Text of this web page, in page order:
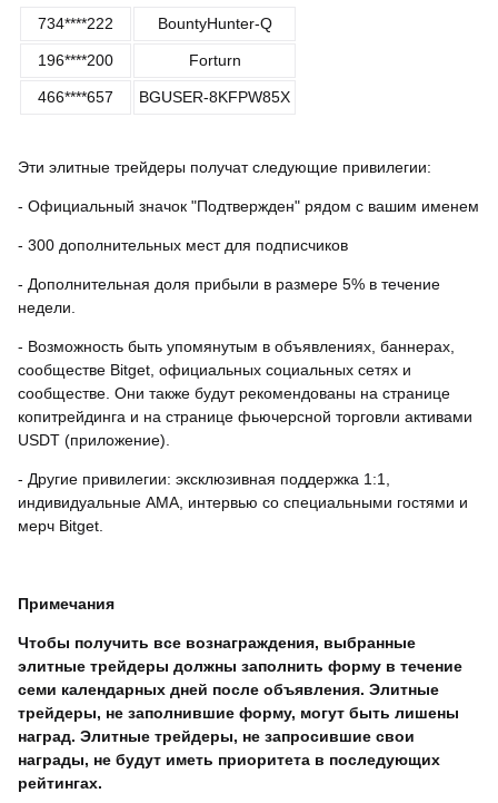
734****222 BountyHunter-Q
196****200 Forturn
466****657 BGUSER-8KFPW85X
Эти элитные трейдеры получат следующие привилегии:
- Официальный значок "Подтвержден" рядом с вашим именем
- 300 дополнительных мест для подписчиков
- Дополнительная доля прибыли в размере 5% в течение
недели.
- Возможность быть упомянутым в объявлениях, баннерах,
сообществе Bitget, официальных социальных сетях и
сообществе. Они также будут рекомендованы на странице
копитрейдинга и на странице фьючерсной торговли активами
USDT (приложение).
- Другие привилегии: эксклюзивная поддержка 1:1,
индивидуальные AMA, интервью со специальными гостями и
мерч Bitget.
Примечания
Чтобы получить все вознаграждения, выбранные
элитные трейдеры должны заполнить форму в течение
семи календарных дней после объявления. Элитные
трейдеры, не заполнившие форму, могут быть лишены
наград. Элитные трейдеры, не запросившие свои
награды, не будут иметь приоритета в последующих
рейтингах.